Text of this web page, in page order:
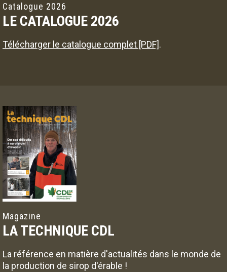
Catalogue 2026
LE CATALOGUE 2026
Télécharger le catalogue complet [PDF].
Magazine
LA TECHNIQUE CDL
La référence en matière d'actualités dans le monde de
la production de sirop d'érable !